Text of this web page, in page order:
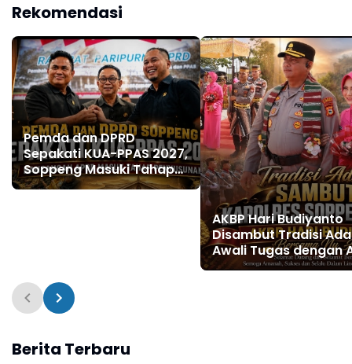
Watansoppeng
Rekomendasi
Pemda dan DPRD
Sepakati KUA-PPAS 2027,
Soppeng Masuki Tahap
Penyusunan Rancangan
AKBP Hari Budiyanto
Disambut Tradisi
Awali Tugas dengan
Bersama Personel
Berita Terbaru